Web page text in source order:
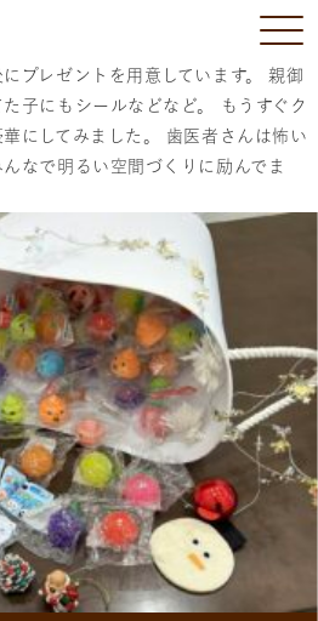
プレゼントを用意しています。 親御
子にもシールなどなど。 もうすぐク
にしてみました。 歯医者さんは怖い
なで明るい空間づくりに励んでま